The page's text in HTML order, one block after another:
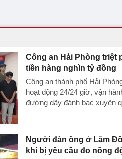
Công an Hải Phòng triệt
tiền hàng nghìn tỷ đồng
Công an thành phố Hải
hoạt động 24/24 giờ, vận
đường dây đánh bạc xuyên
Người đàn ông ở Lâm
khi bị yêu cầu đo nồng